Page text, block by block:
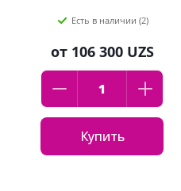
слияние",
оттенок:04,
бежевый, 30мл
Есть в наличии (2)
от 106 300 UZS
Купить